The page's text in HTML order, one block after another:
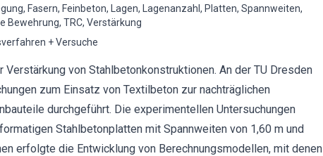
Fasern, Feinbeton, Lagen, Lagenanzahl, Platten, Spannweiten,
Bewehrung, TRC, Verstärkung
+ Versuche
von Stahlbetonkonstruktionen. An der TU Dresden
zum Einsatz von Textilbeton zur nachträglichen
durchgeführt. Die experimentellen Untersuchungen
Stahlbetonplatten mit Spannweiten von 1,60 m und
erfolgte die Entwicklung von Berechnungsmodellen, mit denen